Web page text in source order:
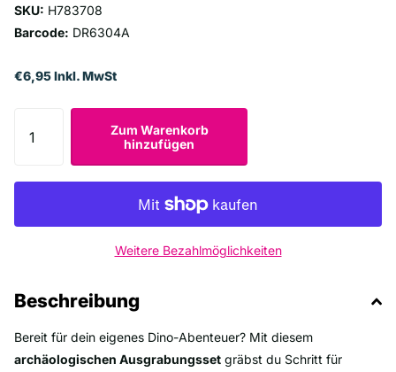
SKU: H783708
Barcode: DR6304A
€6,95 Inkl. MwSt
Zum Warenkorb
hinzufügen
Weitere Bezahlmöglichkeiten
Beschreibung
Bereit für dein eigenes Dino-Abenteuer? Mit diesem
archäologischen Ausgrabungsset gräbst du Schritt für